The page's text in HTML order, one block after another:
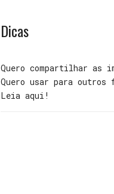
Dicas
Quero compartilhar as
Quero usar para outros
Leia aqui!